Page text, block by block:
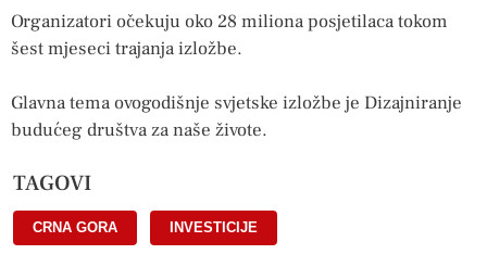
Organizatori očekuju oko 28 miliona posjetilaca tokom
šest mjeseci trajanja izložbe.
Glavna tema ovogodišnje svjetske izložbe je Dizajniranje
budućeg društva za naše živote.
TAGOVI
CRNA GORA INVESTICIJE